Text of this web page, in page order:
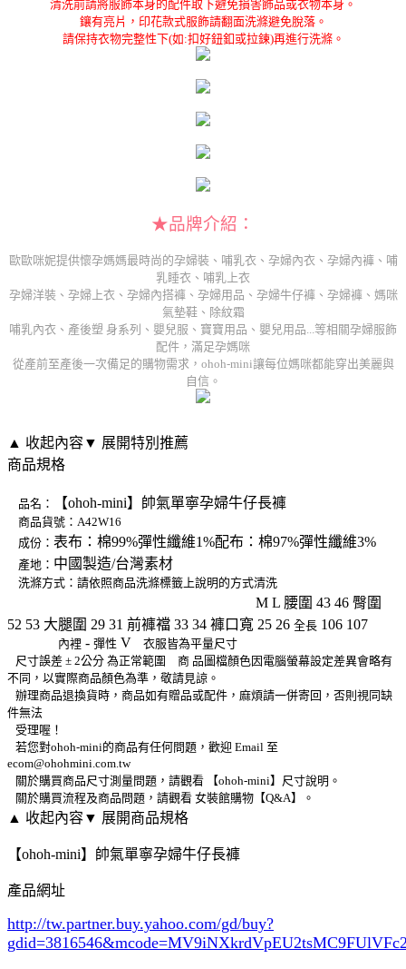
清洗前請將服飾本身的配件取下避免損害飾品或衣物本身。
鑲有亮片，印花款式服飾請翻面洗滌避免脫落。
請保持衣物完整性下(如:扣好鈕釦或拉鍊)再進行洗滌。
★品牌介紹：
歐歐咪妮提供懷孕媽媽最時尚的孕婦裝、哺乳衣、孕婦內衣、孕婦內褲、哺
乳睡衣、哺乳上衣
孕婦洋裝、孕婦上衣、孕婦內搭褲、孕婦用品、孕婦牛仔褲、孕婦褲、媽咪
氣墊鞋、除紋霜
哺乳內衣、產後塑 身系列、嬰兒服、寶寶用品、嬰兒用品...等相關孕婦服飾
配件，滿足孕媽咪
從產前至產後一次備足的購物需求，ohoh-mini讓每位媽咪都能穿出美麗與
自信。
▲ 收起內容▼ 展開特別推薦
商品規格
品名 ： 【ohoh-mini】帥氣單寧孕婦牛仔長褲
商品貨號：A42W16
成份： 表布：棉99%彈性纖維1%配布：棉97%彈性纖維3%
產地： 中國製造/台灣素材
洗滌方式：請依照商品洗滌標籤上說明的方式清洗
M L 腰圍 43 46 臀圍
52 53 大腿圍 29 31 前褲襠 33 34 褲口寬 25 26 全長 106 107
內裡 - 彈性 V
衣服皆為平量尺寸
尺寸誤差 ± 2公分 為正常範圍
商 品圖檔顏色因電腦螢幕設定差異會略有
不同，以實際商品顏色為準，敬請見諒。
辦理商品退換貨時，商品如有贈品或配件，麻煩請一併寄回，否則視同缺
件無法
受理喔！
若您對ohoh-mini的商品有任何問題，歡迎 Email 至
ecom@ohohmini.com.tw
關於購買商品尺寸測量問題，請觀看 【ohoh-mini】尺寸說明。
關於購買流程及商品問題，請觀看 女裝館購物【Q&A】。
▲ 收起內容▼ 展開商品規格
【ohoh-mini】帥氣單寧孕婦牛仔長褲
產品網址
http://tw.partner.buy.yahoo.com/gd/buy?
gdid=3816546